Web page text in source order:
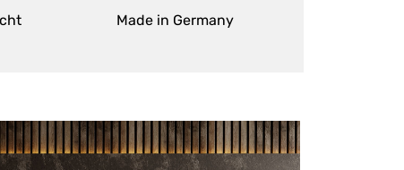
Made in Germany